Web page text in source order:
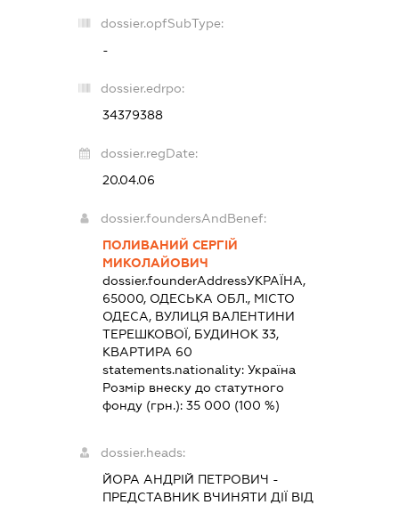
dossier.opfSubType:
-
dossier.edrpo:
34379388
dossier.regDate:
20.04.06
dossier.foundersAndBenef:
ПОЛИВАНИЙ СЕРГІЙ
МИКОЛАЙОВИЧ
dossier.founderAddressУКРАЇНА,
65000, ОДЕСЬКА ОБЛ., МІСТО
ОДЕСА, ВУЛИЦЯ ВАЛЕНТИНИ
ТЕРЕШКОВОЇ, БУДИНОК 33,
КВАРТИРА 60
statements.nationality: Україна
Розмір внеску до статутного
фонду (грн.): 35 000 (100 %)
dossier.heads:
ЙОРА АНДРІЙ ПЕТРОВИЧ -
ПРЕДСТАВНИК ВЧИНЯТИ ДІЇ ВІД